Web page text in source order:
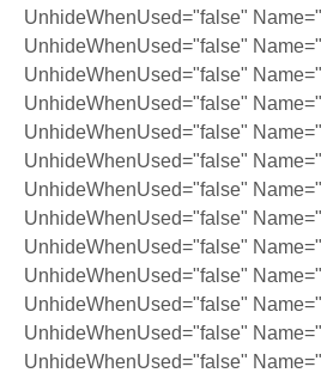
UnhideWhenUsed="false"
UnhideWhenUsed="false"
UnhideWhenUsed="false"
UnhideWhenUsed="false"
UnhideWhenUsed="false"
UnhideWhenUsed="false"
UnhideWhenUsed="false"
UnhideWhenUsed="false"
UnhideWhenUsed="false"
UnhideWhenUsed="false"
UnhideWhenUsed="false"
UnhideWhenUsed="false"
UnhideWhenUsed="false"